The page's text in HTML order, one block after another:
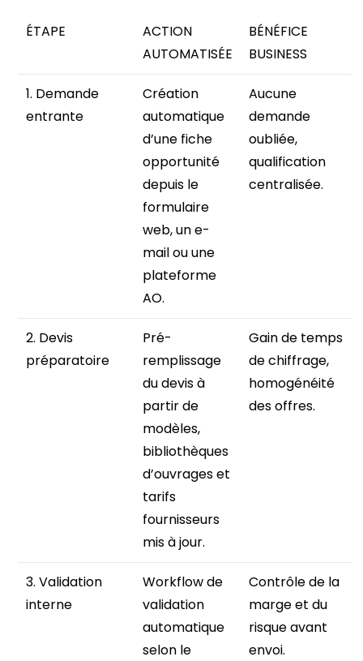
ÉTAPE
ACTION
AUTOMATISÉE
BÉNÉFICE
BUSINESS
1. Demande
entrante
Création
automatique
d’une fiche
opportunité
depuis le
formulaire
web, un e-
mail ou une
plateforme
AO.
Aucune
demande
oubliée,
qualification
centralisée.
2. Devis
préparatoire
Pré-
remplissage
du devis à
partir de
modèles,
bibliothèques
d’ouvrages et
tarifs
fournisseurs
mis à jour.
Gain de temps
de chiffrage,
homogénéité
des offres.
3. Validation
interne
Workflow de
validation
automatique
selon le
Contrôle de la
marge et du
risque avant
envoi.